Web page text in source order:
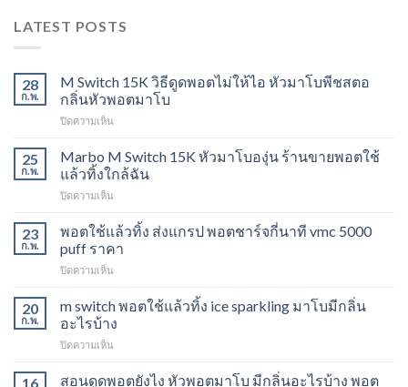
LATEST POSTS
28
ก.พ.
M Switch 15K วิธีดูดพอตไม่ให้ไอ หัวมาโบพีชสตอ
กลิ่นหัวพอตมาโบ
ปิดความเห็น
Switch
15K
วิธี
ดูด
ไม่
ให้
หัว
โบ
พีช
พอ
25
ก.พ.
Marbo M Switch 15K หัวมาโบองุ่น ร้านขายพอตใช้
แล้วทิ้งใกล้ฉัน
ปิดความเห็น
M
15K
หัว
โบ
องุ่น
ขาย
ใช้
23
ก.พ.
พอตใช้แล้วทิ้ง ส่งแกรป พอตชาร์จกี่นาที vmc 5000
puff ราคา
ปิดความเห็น
ทิ้ง
ส่ง
พอต
20
ก.พ.
m switch พอตใช้แล้วทิ้ง ice sparkling มาโบมีกลิ่น
อะไรบ้าง
ปิดความเห็น
switch
16
สอนดูดพอตยังไง หัวพอตมาโบ มีกลิ่นอะไรบ้าง พอต